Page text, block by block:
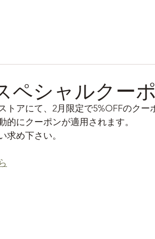
ペシャルクー
トアにて、2月限定で5%OFFのクー
的にクーポンが適用されます。
求め下さい。